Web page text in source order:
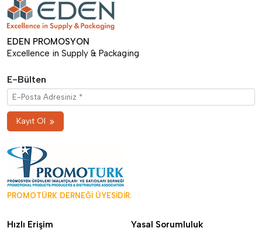
EDEN PROMOSYON
Excellence in Supply & Packaging
E-Bülten
Kayıt Ol
PROMOTÜRK DERNEĞİ ÜYESİDİR.
Hızlı Erişim Yasal Sorumluluk